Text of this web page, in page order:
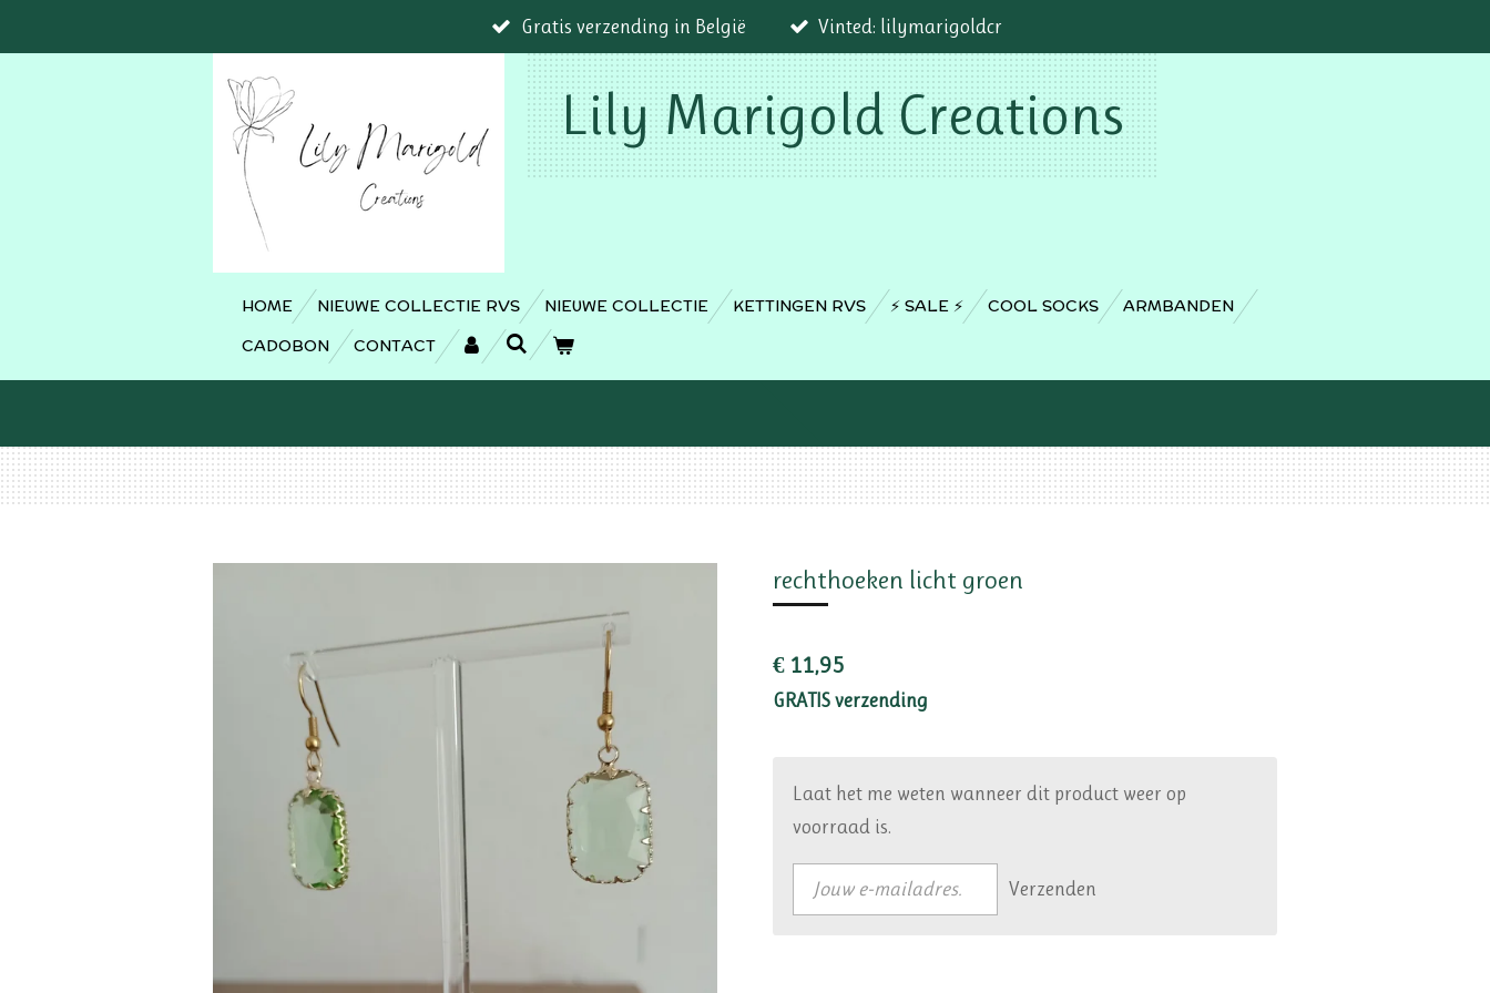
direct
Gratis verzending in België Vinted: lilymarigoldcr
Lily Marigold Creations
HOME NIEUWE COLLECTIE RVS NIEUWE COLLECTIE KETTINGEN RVS ⚡️ SALE ⚡️ COOL SOCKS
ARMBANDEN
CADOBON
CONTACT
rechthoeken licht groen
€ 11,95
GRATIS verzending
Laat het me weten wanneer dit product weer op
voorraad is.
Verzenden